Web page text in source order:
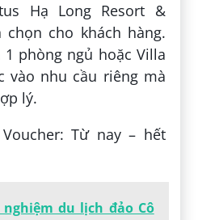
Hạ Long Resort &
cho khách hàng.
phòng ngủ hoặc Villa
vào nhu cầu riêng mà
lý.
Từ nay – hết
nghiệm du lịch đảo Cô